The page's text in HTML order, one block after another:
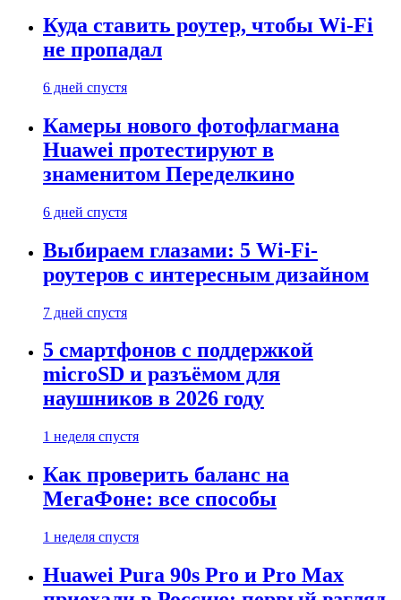
Куда ставить роутер, чтобы Wi-Fi
не пропадал
6 дней спустя
Камеры нового фотофлагмана
Huawei протестируют в
знаменитом Переделкино
6 дней спустя
Выбираем глазами: 5 Wi-Fi-
роутеров с интересным дизайном
7 дней спустя
5 смартфонов с поддержкой
microSD и разъёмом для
наушников в 2026 году
1 неделя спустя
Как проверить баланс на
МегаФоне: все способы
1 неделя спустя
Huawei Pura 90s Pro и Pro Max